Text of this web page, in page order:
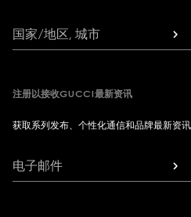
国家/地区, 城市
注册以接收GUCCI最新资讯
获取系列发布、个性化通信和品牌最新资讯
电子邮件